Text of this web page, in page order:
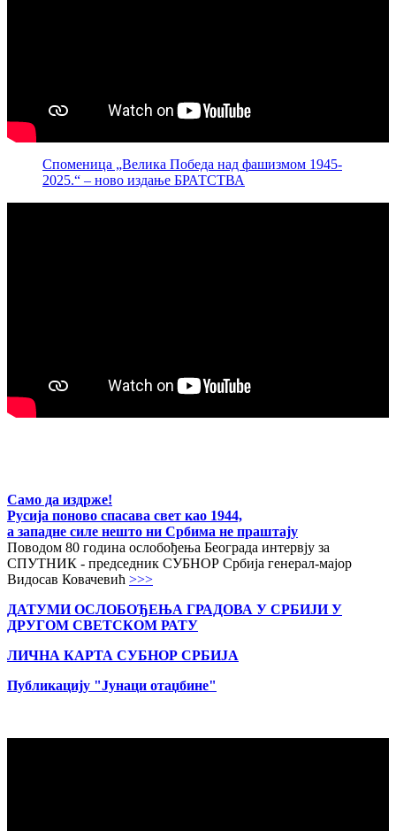
Споменица „Велика Победа над фашизмом 1945-
2025.“ – ново издање БРАТСТВА
Само да издрже!
Русија поново спасава свет као 1944,
а западне силе нешто ни Србима не праштају
Поводом 80 година ослобођења Београда интервју за
СПУТНИК - председник СУБНОР Србија генерал-мајор
Видосав Ковачевић >>>
ДАТУМИ ОСЛОБОЂЕЊА ГРАДОВА У СРБИЈИ У
ДРУГОМ СВЕТСКОМ РАТУ
ЛИЧНА КАРТА СУБНОР СРБИЈА
Публикацију "Јунаци отаџбине"